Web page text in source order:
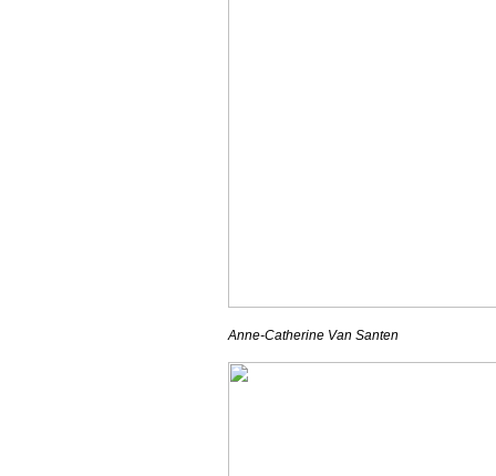
Anne-Catherine Van Santen